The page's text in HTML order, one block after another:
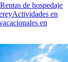
Rentas de hospedaje
Actividades en
en